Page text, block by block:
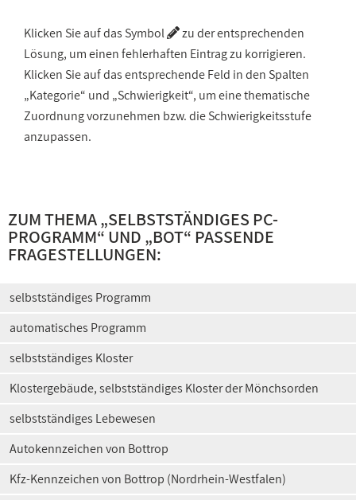
Klicken Sie auf das Symbol
zu der entsprechenden
Lösung, um einen fehlerhaften Eintrag zu korrigieren.
Klicken Sie auf das entsprechende Feld in den Spalten
„Kategorie“ und „Schwierigkeit“, um eine thematische
Zuordnung vorzunehmen bzw. die Schwierigkeitsstufe
anzupassen.
ZUM THEMA „SELBSTSTÄNDIGES PC-
PROGRAMM“ UND „BOT“ PASSENDE
FRAGESTELLUNGEN:
selbstständiges Programm
automatisches Programm
selbstständiges Kloster
Klostergebäude, selbstständiges Kloster der Mönchsorden
selbstständiges Lebewesen
Autokennzeichen von Bottrop
Kfz-Kennzeichen von Bottrop (Nordrhein-Westfalen)